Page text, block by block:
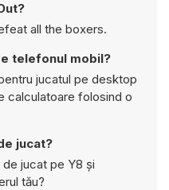
all the boxers.
telefonul mobil?
jucatul pe desktop
calculatoare folosind o
jucat?
jucat pe Y8 și
tău?